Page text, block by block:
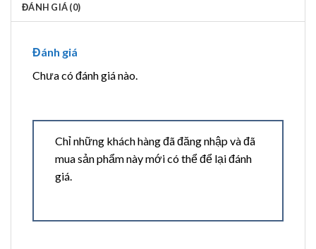
ĐÁNH GIÁ (0)
Đánh giá
Chưa có đánh giá nào.
Chỉ những khách hàng đã đăng nhập và đã
mua sản phẩm này mới có thể để lại đánh
giá.